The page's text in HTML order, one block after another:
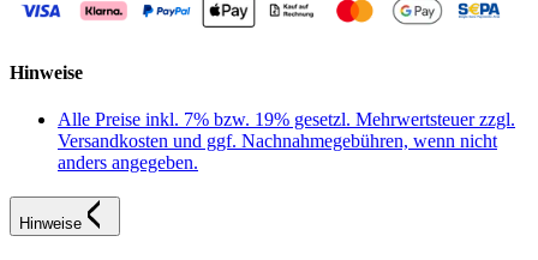
Hinweise
Alle Preise inkl. 7% bzw. 19% gesetzl. Mehrwertsteuer zzgl.
Versandkosten und ggf. Nachnahmegebühren, wenn nicht
anders angegeben.
Hinweise